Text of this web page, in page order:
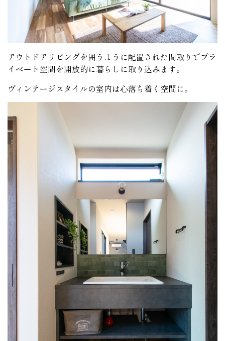
アウトドアリビングを囲うように配置された間取りでプラ
イベート空間を開放的に暮らしに取り込みます。
ヴィンテージスタイルの室内は心落ち着く空間に。